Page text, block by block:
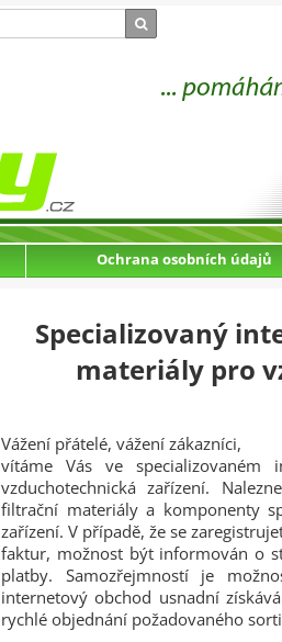
Ochrana osobních údajů
Specializovaný
materiály pro
Vážení přátelé, vážení zákazníci,
vítáme Vás ve
vzduchotechnická zařízení.
filtrační materiály a komponenty
zařízení. V případě, že se
faktur, možnost být informován o
platby. Samozřejmností je
internetový obchod usnadní
rychlé objednání požadovaného